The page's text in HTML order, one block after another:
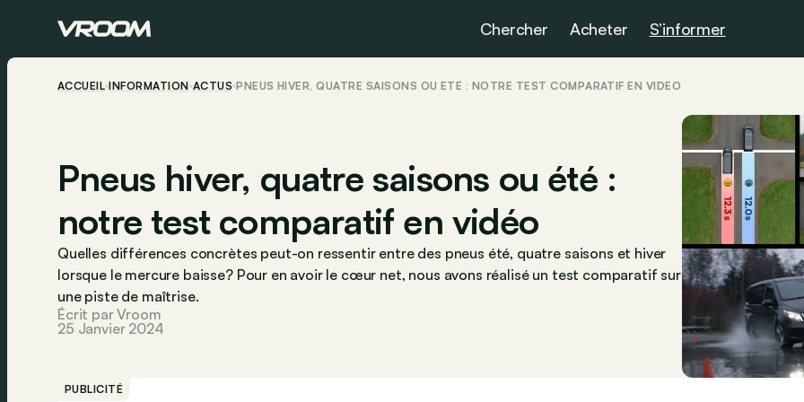
Chercher Acheter S’informer
ACCUEIL INFORMATION ACTUS PNEUS HIVER, QUATRE SAISONS OU ÉTÉ : NOTRE TEST COMPARATIF EN VIDÉO
Pneus hiver, quatre saisons ou été :
notre test comparatif en vidéo
Quelles différences concrètes peut-on ressentir entre des pneus été, quatre saisons et hiver
lorsque le mercure baisse? Pour en avoir le cœur net, nous avons réalisé un test comparatif sur
une piste de maîtrise.
Écrit par Vroom
25 Janvier 2024
PUBLICITÉ